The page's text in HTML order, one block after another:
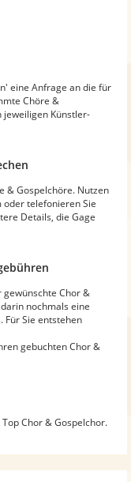
eine Anfrage an die für
Chöre &
jeweiligen Künstler-
& Gospelchöre. Nutzen
oder telefonieren Sie
Details, die Gage
gewünschte Chor &
nochmals eine
Für Sie entstehen
gebuchten Chor &
Chor & Gospelchor.